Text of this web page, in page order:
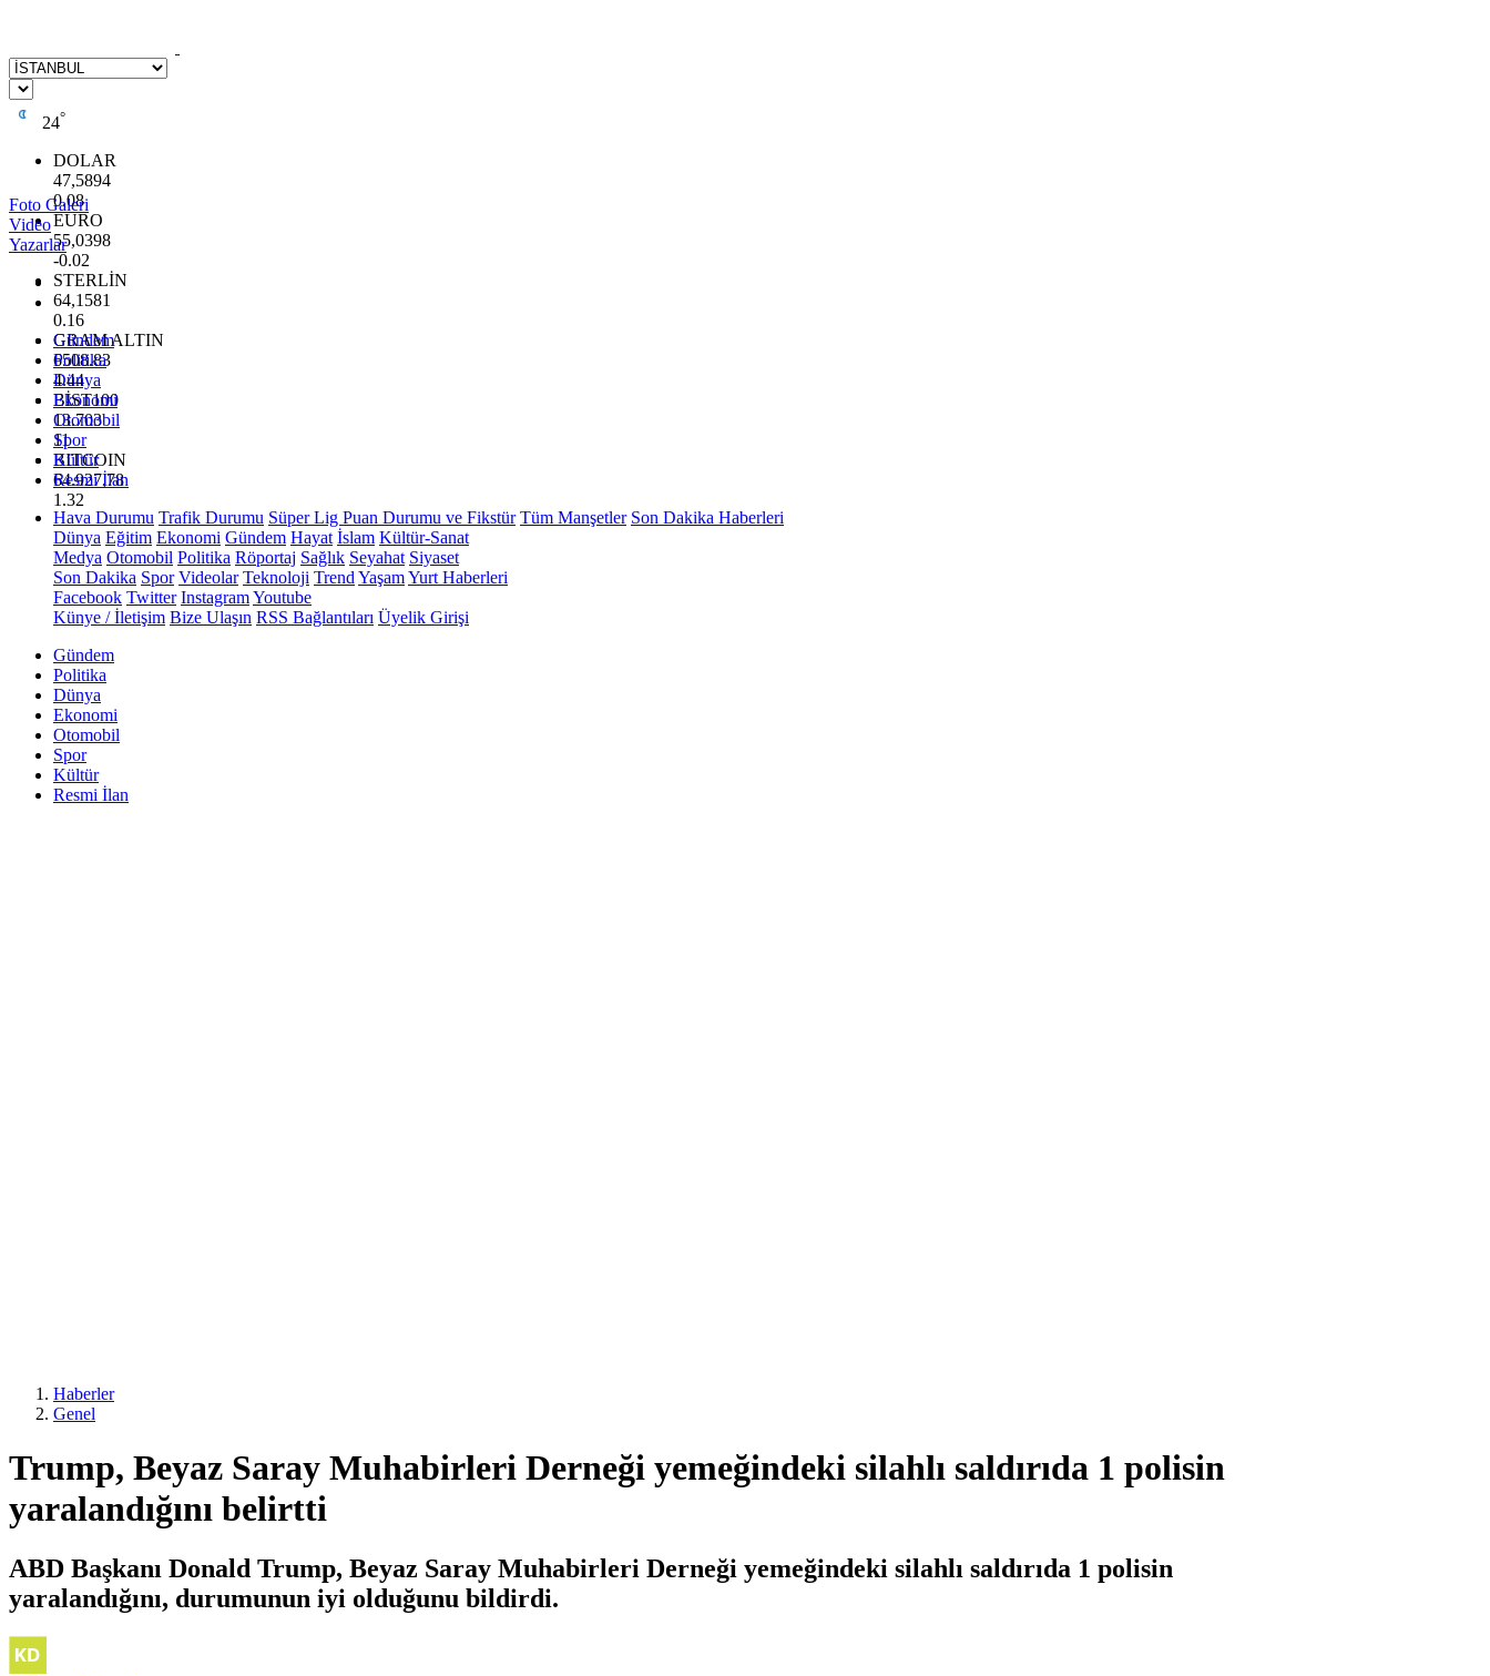
24°
DOLAR
47,5894
0.08
EURO
55,0398
-0.02
STERLİN
64,1581
0.16
GRAM ALTIN
6508.83
4.44
BİST100
13.703
11
BITCOIN
64.927,78
1.32
Foto Galeri
Video
Yazarlar
Gündem
Politika
Dünya
Ekonomi
Otomobil
Spor
Kültür
Resmi İlan
Hava Durumu Trafik Durumu Süper Lig Puan Durumu ve Fikstür Tüm Manşetler Son Dakika Haberleri
Dünya Eğitim Ekonomi Gündem Hayat İslam Kültür-Sanat
Medya Otomobil Politika Röportaj Sağlık Seyahat Siyaset
Son Dakika Spor Videolar Teknoloji Trend YaşamYurt Haberleri
Facebook Twitter InstagramYoutube
Künye / İletişim Bize Ulaşın RSS Bağlantıları Üyelik Girişi
Gündem
Politika
Dünya
Ekonomi
Otomobil
Spor
Kültür
Resmi İlan
Haberler
Genel
Trump, Beyaz Saray Muhabirleri Derneği yemeğindeki silahlı saldırıda 1 polisin
yaralandığını belirtti
ABD Başkanı Donald Trump, Beyaz Saray Muhabirleri Derneği yemeğindeki silahlı saldırıda 1 polisin
yaralandığını, durumunun iyi olduğunu bildirdi.